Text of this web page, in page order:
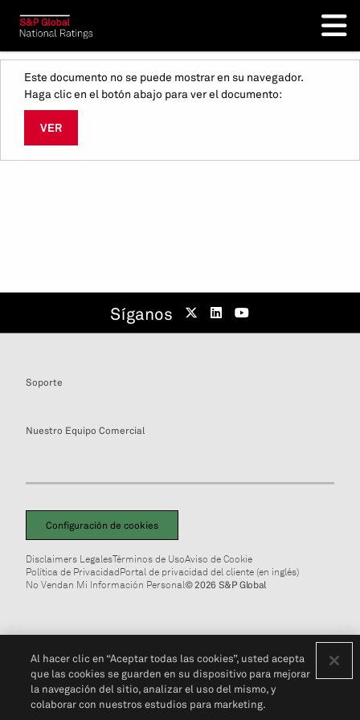
Este documento no se puede mostrar en su navegador.
Haga clic en el botón abajo para ver el documento:
VER
Síganos
Soporte
Nuestro Equipo Comercial
Configuración de cookies
Disclaimers LegalesTérminos de UsoAviso de Cookie
Política de PrivacidadPortal de privacidad del cliente (en inglés)
No Vendan Mi Información Personal© 2026 S&P Global
Al hacer clic en “Aceptar todas las cookies”, usted acepta
que las cookies se guarden en su dispositivo para mejorar
la navegación del sitio, analizar el uso del mismo, y
colaborar con nuestros estudios para marketing.